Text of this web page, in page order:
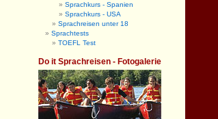
Sprachkurs - Spanien
Sprachkurs - USA
Sprachreisen unter 18
Sprachtests
TOEFL Test
Do it Sprachreisen - Fotogalerie